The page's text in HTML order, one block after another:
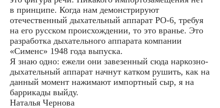
в принципе. Когда нам демонстрируют
отечественный дыхательный аппарат РО-6, требуя
на его русском происхождении, то это вранье. Это
разработка дыхательного аппарата компании
«Сименс» 1948 года выпуска.
Я знаю одно: ежели они завезенный сюда наркозно-
дыхательный аппарат начнут катком рушить, как на
данный момент нажимают импортный сыр, я на
баррикады выйду.
Наталья Чернова